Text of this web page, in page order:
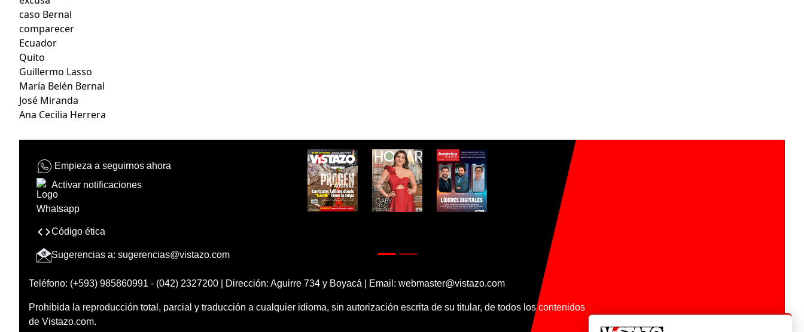
caso Bernal
comparecer
Ecuador
Quito
Guillermo Lasso
María Belén Bernal
José Miranda
Ana Cecilia Herrera
Empieza a seguirnos ahora
Activar notificaciones
Código ética
Sugerencias a: sugerencias@vistazo.com
Teléfono: (+593) 985860991 - (042) 2327200 | Dirección: Aguirre 734 y Boyacá | Email: webmaster@vistazo.com
Prohibida la reproducción total, parcial y traducción a cualquier idioma, sin autorización escrita de su titular, de todos los contenidos
de Vistazo.com.